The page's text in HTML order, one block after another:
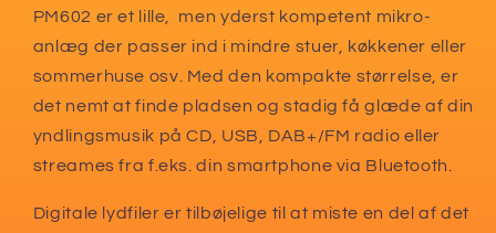
PM602 er et lille, men yderst kompetent mikro-
anlæg der passer ind i mindre stuer, køkkener eller
sommerhuse osv. Med den kompakte størrelse, er
det nemt at finde pladsen og stadig få glæde af din
yndlingsmusik på CD, USB, DAB+/FM radio eller
streames fra f.eks. din smartphone via Bluetooth.
Digitale lydfiler er tilbøjelige til at miste en del af det